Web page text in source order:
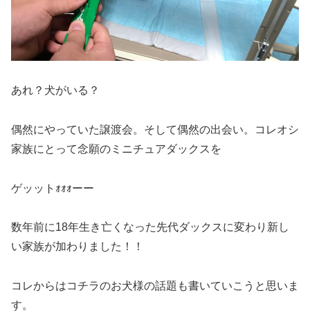
あれ？犬がいる？
偶然にやっていた譲渡会。そして偶然の出会い。コレオシ
家族にとって念願のミニチュアダックスを
ゲッットｫｫｫーー
数年前に18年生き亡くなった先代ダックスに変わり新し
い家族が加わりました！！
コレからはコチラのお犬様の話題も書いていこうと思いま
す。